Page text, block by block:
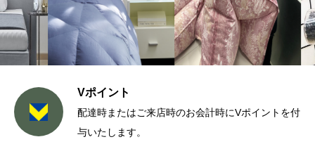
Vポイント
配達時またはご来店時のお会計時にVポイントを付
与いたします。